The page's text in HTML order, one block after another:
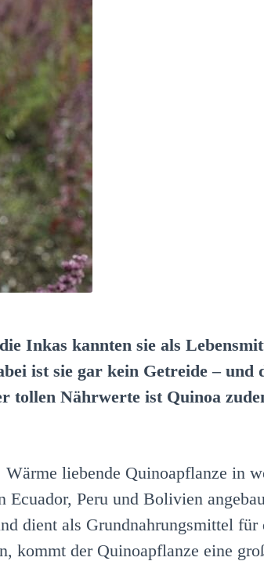
Inkas kannten sie als
ist sie gar kein Getreide – und
tollen Nährwerte ist Quinoa
liebende Quinoapflanze in
Peru und Bolivien
dient als Grundnahrungsmittel
kommt der Quinoapflanze eine